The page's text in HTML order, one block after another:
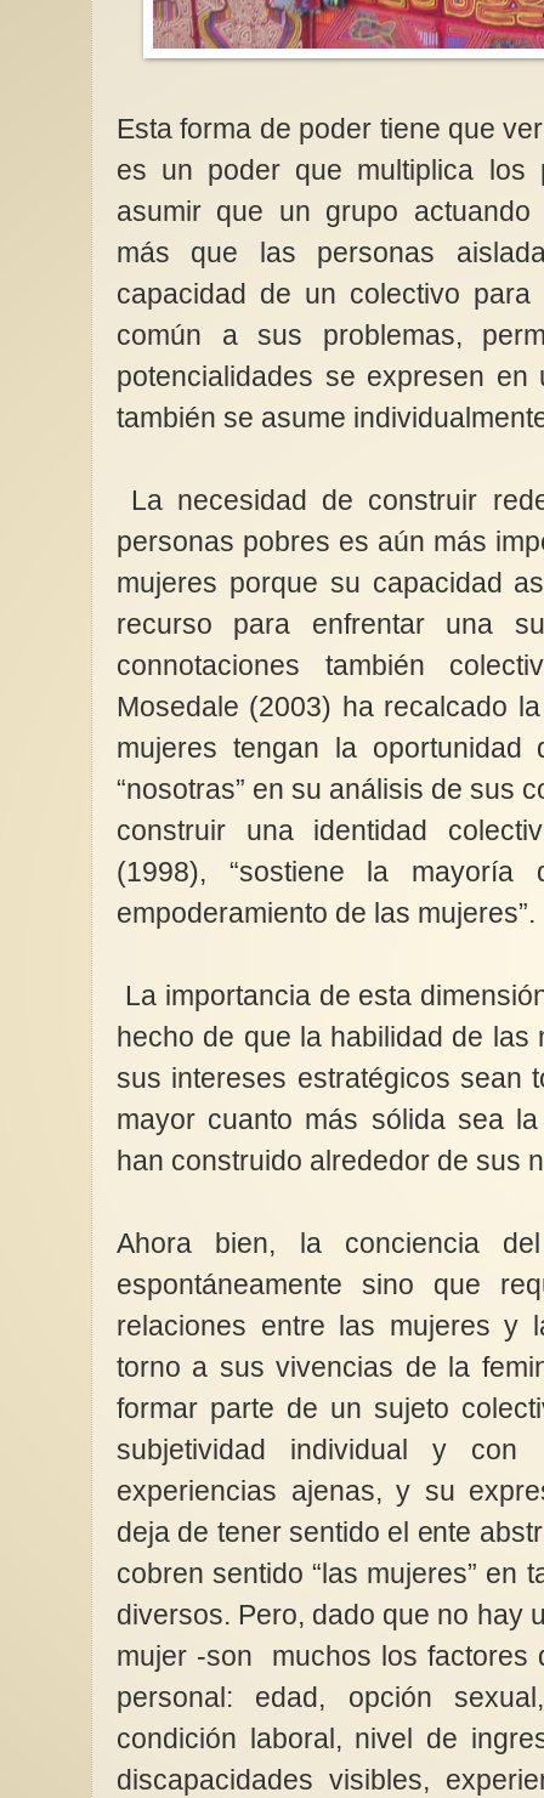
Esta forma de poder tiene que
es un poder que multiplica los
asumir que un grupo actuando
más que las personas
capacidad de un colectivo para
común a sus problemas,
potencialidades se expresen
también se asume
La necesidad de construir
personas pobres es aún más
mujeres porque su capacidad
recurso para enfrentar una
connotaciones también
Mosedale (2003) ha recalcado
mujeres tengan la oportunidad
“nosotras” en su análisis de sus
construir una identidad
(1998), “sostiene la
empoderamiento de las mujeres”.
La importancia de esta
hecho de que la habilidad de las
sus intereses estratégicos sean
mayor cuanto más sólida sea
han construido alrededor de sus
Ahora bien, la conciencia
espontáneamente sino que
relaciones entre las mujeres y
torno a sus vivencias de la
formar parte de un sujeto
subjetividad individual y
experiencias ajenas, y su
deja de tener sentido el ente
cobren sentido “las mujeres” en
diversos. Pero, dado que no hay
mujer -son muchos los factores
personal: edad, opción
condición laboral, nivel de
discapacidades visibles,
Informe de la
sobre la violencia
mujeres y las niñas,
consecuencias
reproducción
IV. Mujeres y niñas
especialmente